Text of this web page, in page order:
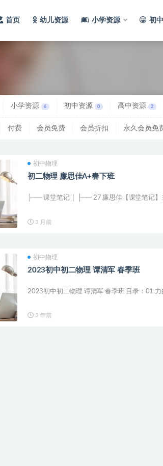
首页 幼儿资源 小学资源 初
小学资源 6 初中资源 0 高中资源 2
付费 会员免费 会员折扣 永久会员免
初中物理
初二物理 廉思佳A+春下班
├── 课堂笔记 │ ├── 27.廉思佳【课堂笔记
3 月前
初中物理
2023初中初二物理 谭清军 春季班
2023初中初二物理 谭清军 春季班 目录：01.
3 年前